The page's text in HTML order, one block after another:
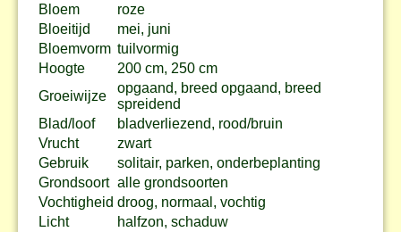
Bloem
roze
Bloeitijd
mei, juni
Bloemvorm tuilvormig
Hoogte
200 cm, 250 cm
Groeiwijze
opgaand, breed opgaand, breed
spreidend
Blad/loof
bladverliezend, rood/bruin
Vrucht
zwart
Gebruik
solitair, parken, onderbeplanting
Grondsoort alle grondsoorten
Vochtigheid droog, normaal, vochtig
Licht
halfzon, schaduw